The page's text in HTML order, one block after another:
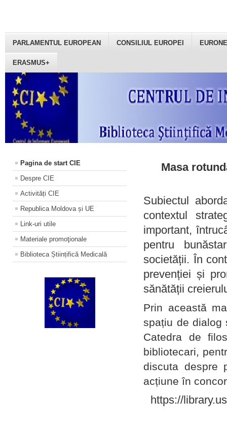
PARLAMENTUL EUROPEAN CONSILIUL EUROPEI
ERASMUS+
Pagina de start CIE
Despre CIE
Activități CIE
Republica Moldova și UE
Link-uri utile
Materiale promoţionale
Biblioteca Științifică Medicală
Masa
Subiectul
contextul
important,
pentru
societății. În
prevenției și
sănătății
Prin această
spațiu de dialog
Catedra de
bibliotecari,
discuta despre
acțiune în
https://